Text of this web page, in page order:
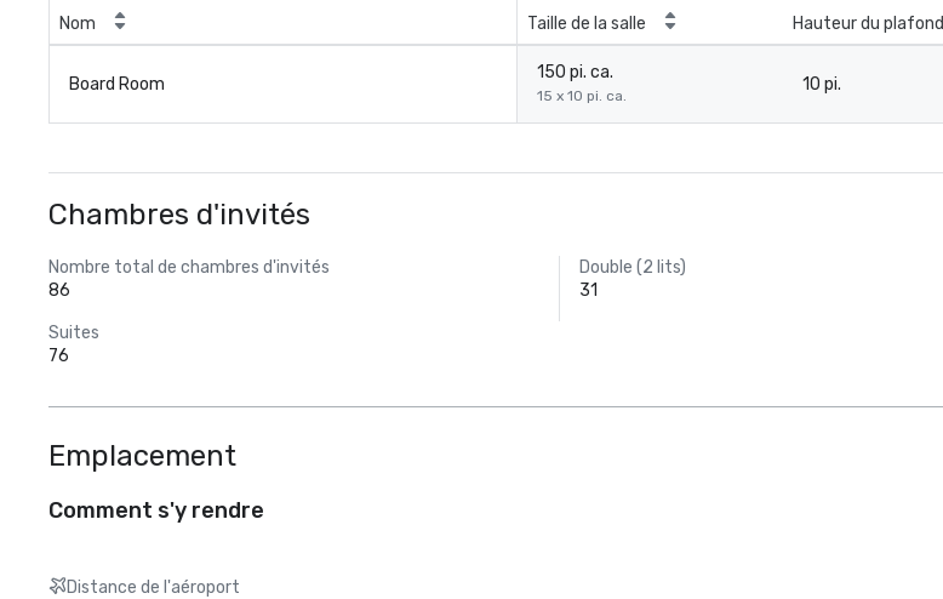
Nom Taille de la salle Hauteur du plafond
Board Room
150 pi. ca.
15 x 10 pi. ca.
10 pi.
Chambres d'invités
Nombre total de chambres d'invités
86
Double (2 lits)
31
Suites
76
Emplacement
Comment s'y rendre
Distance de l'aéroport